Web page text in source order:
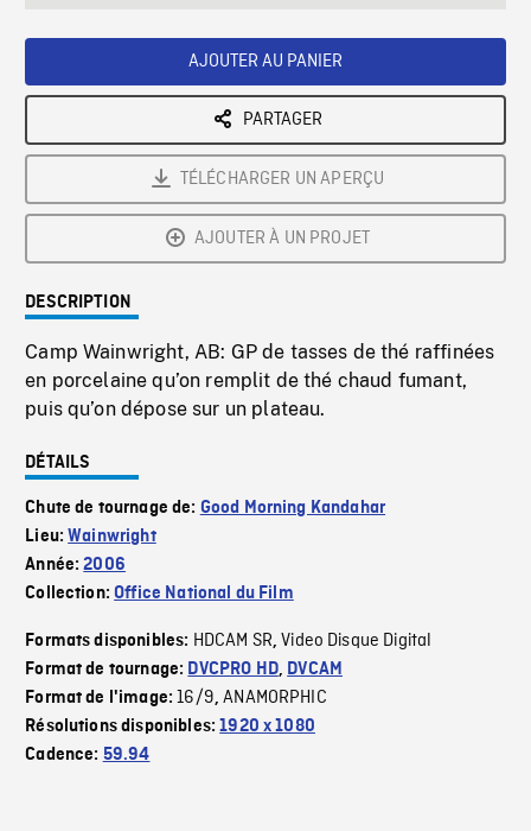
AJOUTER AU PANIER
PARTAGER
TÉLÉCHARGER UN APERÇU
AJOUTER À UN PROJET
DESCRIPTION
Camp Wainwright, AB: GP de tasses de thé raffinées
en porcelaine qu’on remplit de thé chaud fumant,
puis qu’on dépose sur un plateau.
DÉTAILS
Chute de tournage de: Good Morning Kandahar
Lieu:Wainwright
Année:2006
Collection:Office National du Film
Formats disponibles: HDCAM SR,Video Disque Digital
Format de tournage: DVCPRO HD, DVCAM
Format de l'image:16/9,ANAMORPHIC
Résolutions disponibles:1920 x 1080
Cadence: 59.94